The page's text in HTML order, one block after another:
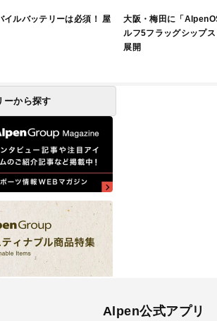
イルバッテリーは必須！ 屋
大阪・梅田に「
ルフ5フラッグシップ
展開
ーから探す
Alpen公式アプリ